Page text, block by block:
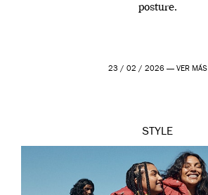
posture.
23 / 02 / 2026 — VER MÁS
STYLE